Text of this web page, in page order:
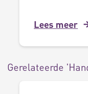
Lees meer
Gerelateerde